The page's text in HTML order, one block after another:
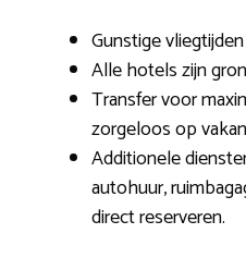
Gunstige
Alle hotels zijn
Transfer voor
zorgeloos op
Additionele
autohuur,
direct reserveren.